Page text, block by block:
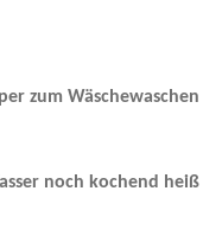
zum
noch kochend